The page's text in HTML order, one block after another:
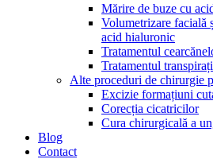
Mărire de buze cu
Volumetrizare facială
acid hialuronic
Tratamentul
Tratamentul
Alte proceduri de chirurgie
Excizie formațiuni
Corecția cicatricilor
Cura chirurgicală a
Blog
Contact